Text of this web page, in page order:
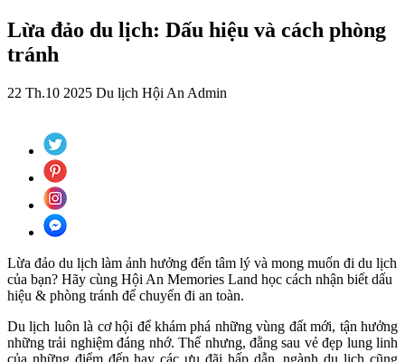
Lừa đảo du lịch: Dấu hiệu và cách phòng
tránh
22 Th.10 2025 Du lịch Hội An Admin
Lừa đảo du lịch làm ảnh hưởng đến tâm lý và mong muốn đi du lịch
của bạn? Hãy cùng Hội An Memories Land học cách nhận biết dấu
hiệu & phòng tránh để chuyến đi an toàn.
Du lịch luôn là cơ hội để khám phá những vùng đất mới, tận hưởng
những trải nghiệm đáng nhớ. Thế nhưng, đằng sau vẻ đẹp lung linh
của những điểm đến hay các ưu đãi hấp dẫn, ngành du lịch cũng